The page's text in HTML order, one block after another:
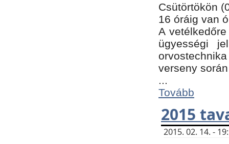
Csütörtökön
16 óráig van
A
ügyességi
verseny
...
Tovább
2015
2015. 02. 14. -